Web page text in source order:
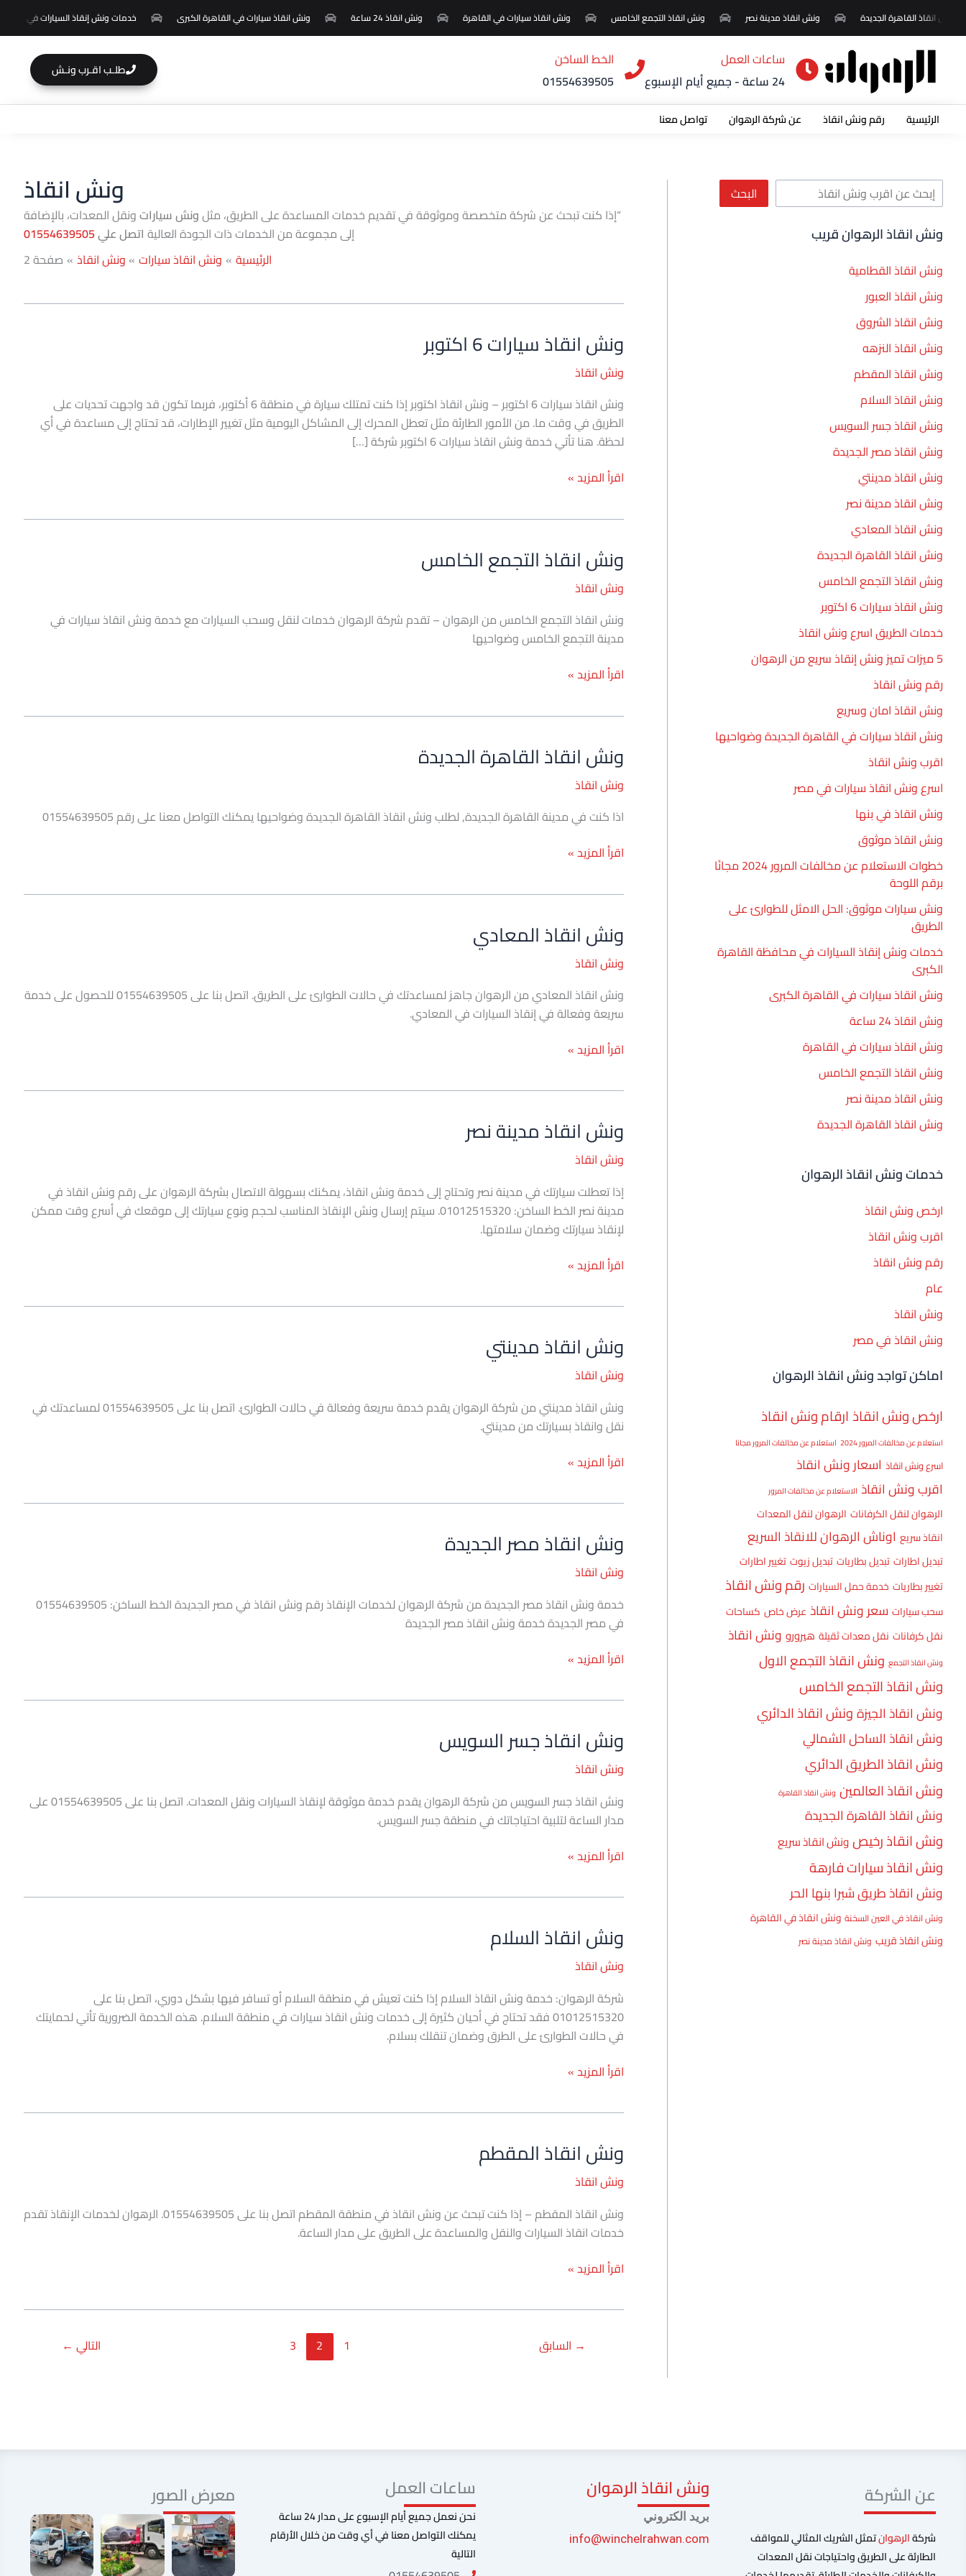
المحتوى
ونش انقاذ القاهرة الجديدة ونش انقاذ مدينة نصر ونش انقاذ التجمع الخامس ونش انقاذ سيارات في القاهرة ونش انقاذ 24 ساعة ونش انقاذ سيارات في القاهرة الكبرى خدمات ونش إنقاذ السيارات في
ساعات العمل
24 ساعة - جميع أيام الإسبوع
الخط الساخن
01554639505
طلـب اقـرب ونـش
الرئيسية رقم ونش انقاذ عن شركة الرهوان تواصل معنا
ل
ث
البحث
ونش انقاذ الرهوان قريب
ونش انقاذ القطامية
ونش انقاذ العبور
ونش انقاذ الشروق
ونش انقاذ النزهه
ونش انقاذ المقطم
ونش انقاذ السلام
ونش انقاذ جسر السويس
ونش انقاذ مصر الجديدة
ونش انقاذ مدينتي
ونش انقاذ مدينة نصر
ونش انقاذ المعادي
ونش انقاذ القاهرة الجديدة
ونش انقاذ التجمع الخامس
ونش انقاذ سيارات 6 اكتوبر
خدمات الطريق اسرع ونش انقاذ
5 ميزات تميز ونش إنقاذ سريع من الرهوان
رقم ونش انقاذ
ونش انقاذ امان وسريع
ونش انقاذ سيارات في القاهرة الجديدة وضواحيها
اقرب ونش انقاذ
اسرع ونش انقاذ سيارات في مصر
ونش انقاذ في بنها
ونش انقاذ موثوق
خطوات الاستعلام عن مخالفات المرور 2024 مجانًا
برقم اللوحة
ونش سيارات موثوق: الحل الامثل للطوارئ على
الطريق
خدمات ونش إنقاذ السيارات في محافظة القاهرة
الكبرى
ونش انقاذ سيارات في القاهرة الكبرى
ونش انقاذ 24 ساعة
ونش انقاذ سيارات في القاهرة
ونش انقاذ التجمع الخامس
ونش انقاذ مدينة نصر
ونش انقاذ القاهرة الجديدة
خدمات ونش انقاذ الرهوان
ارخص ونش انقاذ
اقرب ونش انقاذ
رقم ونش انقاذ
عام
ونش انقاذ
ونش انقاذ في مصر
اماكن تواجد ونش انقاذ الرهوان
ارخص ونش انقاذارقام ونش انقاذ
استعلام عن مخالفات المرور 2024 استعلام عن مخالفات المرور مجانا
اسرع ونش انقاذ اسعار ونش انقاذ
اقرب ونش انقاذ الاستعلام عن مخالفات المرور
الرهوان لنقل الكرفانات الرهوان لنقل المعدات
انقاذ سريع اوناش الرهوان للانقاذ السريع
تبديل اطاراتتبديل بطارياتتبديل زيوتتغيير اطارات
تغيير بطاريات خدمة حمل السيارات رقم ونش انقاذ
سحب سيارات سعر ونش انقاذ عرض خاص كساحات
نقل كرفانات نقل معدات ثقيلة هيرورو ونش انقاذ
ونش انقاذ التجمع ونش انقاذ التجمع الاول
ونش انقاذ التجمع الخامس
ونش انقاذ الجيزةونش انقاذ الدائري
ونش انقاذ الساحل الشمالي
ونش انقاذ الطريق الدائري
ونش انقاذ العالمين ونش انقاذ القاهرة
ونش انقاذ القاهرة الجديدة
ونش انقاذ رخيصونش انقاذ سريع
ونش انقاذ سيارات فارهة
ونش انقاذ طريق شبرا بنها الحر
ونش انقاذ في العين السخنة ونش انقاذ في القاهرة
ونش انقاذ قريب ونش انقاذ مدينة نصر
ونش انقاذ
“إذا كنت تبحث عن شركة متخصصة وموثوقة في تقديم خدمات المساعدة على الطريق، مثلونش سياراتونقل المعدات، بالإضافة
إلى مجموعة من الخدمات ذات الجودة العالية اتصل علي01554639505
الرئيسية
ونش انقاذ سيارات ونش انقاذ صفحة 2
ونش انقاذ سيارات 6 اكتوبر
ونش انقاذ
ونش انقاذ سيارات 6 اكتوبر – ونش انقاذ اكتوبر إذا كنت تمتلك سيارة في منطقة 6 أكتوبر، فربما تكون قد واجهت تحديات على
الطريق في وقت ما. من الأمور الطارئة مثل تعطل المحرك إلى المشاكل اليومية مثل تغيير الإطارات، قد تحتاج إلى مساعدة في أي
لحظة. هنا تأتي خدمة ونش انقاذ سيارات 6 اكتوبر شركة […]
ونش
انقاذ
سيارات
6
اكتوبر
اقرأ المزيد »
ونش انقاذ التجمع الخامس
ونش انقاذ
ونش انقاذ التجمع الخامس من الرهوان – تقدم شركة الرهوان خدمات لنقل وسحب السيارات مع خدمة ونش انقاذ سيارات في
مدينة التجمع الخامس وضواحيها
ونش
انقاذ
التجمع
الخامس
اقرأ المزيد »
ونش انقاذ القاهرة الجديدة
ونش انقاذ
اذا كنت في مدينة القاهرة الجديدة, لطلب ونش انقاذ القاهرة الجديدة وضواحيها يمكنك التواصل معنا على رقم 01554639505
ونش
انقاذ
القاهرة
الجديدة
اقرأ المزيد »
ونش انقاذ المعادي
ونش انقاذ
ونش انقاذ المعادي من الرهوان جاهز لمساعدتك في حالات الطوارئ على الطريق. اتصل بنا على 01554639505 للحصول على خدمة
سريعة وفعالة في إنقاذ السيارات في المعادي.
ونش
انقاذ
المعادي
اقرأ المزيد »
ونش انقاذ مدينة نصر
ونش انقاذ
إذا تعطلت سيارتك في مدينة نصر وتحتاج إلى خدمة ونش انقاذ، يمكنك بسهولة الاتصال بشركة الرهوان على رقم ونش انقاذ في
مدينة نصر الخط الساخن: 01012515320. سيتم إرسال ونش الإنقاذ المناسب لحجم ونوع سيارتك إلى موقعك في أسرع وقت ممكن
لإنقاذ سيارتك وضمان سلامتها.
ونش
انقاذ
مدينة
نصر
اقرأ المزيد »
ونش انقاذ مدينتي
ونش انقاذ
ونش انقاذ مدينتي من شركة الرهوان يقدم خدمة سريعة وفعالة في حالات الطوارئ. اتصل بنا على 01554639505 لمساعدتك في
نقل وانقاذ بسيارتك من مدينتي.
ونش
انقاذ
مدينتي
اقرأ المزيد »
ونش انقاذ مصر الجديدة
ونش انقاذ
خدمة ونش انقاذ مصر الجديدة من شركة الرهوان لخدمات الإنقاذ رقم ونش انقاذ في مصر الجديدة الخط الساخن: 01554639505
في مصر الجديدة خدمة ونش انقاذ مصر الجديدة
ونش
انقاذ
مصر
الجديدة
اقرأ المزيد »
ونش انقاذ جسر السويس
ونش انقاذ
ونش انقاذ جسر السويس من شركة الرهوان يقدم خدمة موثوقة لإنقاذ السيارات ونقل المعدات. اتصل بنا على 01554639505 على
مدار الساعة لتلبية احتياجاتك في منطقة جسر السويس.
ونش
انقاذ
جسر
السويس
اقرأ المزيد »
ونش انقاذ السلام
ونش انقاذ
شركة الرهوان: خدمة ونش انقاذ السلام إذا كنت تعيش في منطقة السلام أو تسافر فيها بشكل دوري، اتصل بنا على
01012515320 فقد تحتاج في أحيان كثيرة إلى خدمات ونش انقاذ سيارات في منطقة السلام. هذه الخدمة الضرورية تأتي لحمايتك
في حالات الطوارئ على الطرق وضمان تنقلك بسلام.
ونش
انقاذ
السلام
اقرأ المزيد »
ونش انقاذ المقطم
ونش انقاذ
ونش انقاذ المقطم – إذا كنت تبحث عن ونش انقاذ في منطقة المقطم اتصل بنا على 01554639505. الرهوان لخدمات الإنقاذ تقدم
خدمات انقاذ السيارات والنقل والمساعدة على الطريق على مدار الساعة.
ونش
انقاذ
المقطم
اقرأ المزيد »
→ السابق 1
2
3 التالي ←
عن الشركة
شركةالرهوانتمثل الشريك المثالي للمواقف
الطارئة على الطريق واحتياجات نقل المعدات
ونش انقاذ الرهوان
بريد الكتروني
info@winchelrahwan.com
ساعات العمل
نحن نعمل جميع أيام الإسبوع على مدار 24 ساعة
يمكنك التواصل معنا في أي وقت من خلال الأرقام
التالية
معرض الصور